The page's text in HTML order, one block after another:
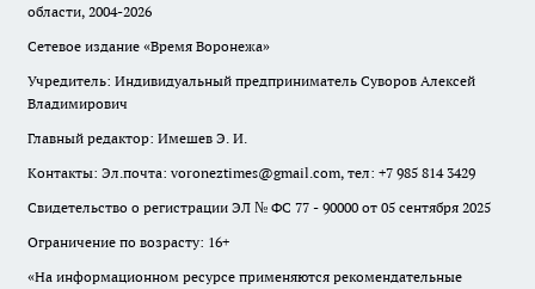
области, 2004-2026
Сетевое издание «Время Воронежа»
Учредитель: Индивидуальный предприниматель Суворов Алексей
Владимирович
Главный редактор: Имешев Э. И.
Контакты: Эл.почта: voroneztimes@gmail.com, тел: +7 985 814 3429
Свидетельство о регистрации ЭЛ № ФС 77 - 90000 от 05 сентября 2025
Ограничение по возрасту: 16+
«На информационном ресурсе применяются рекомендательные